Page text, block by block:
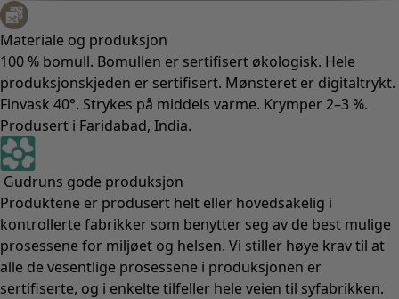
Materiale og produksjon
100 % bomull. Bomullen er sertifisert økologisk. Hele
produksjonskjeden er sertifisert. Mønsteret er digitaltrykt.
Finvask 40°. Strykes på middels varme. Krymper 2–3 %.
Produsert i Faridabad, India.
Gudruns gode produksjon
Produktene er produsert helt eller hovedsakelig i
kontrollerte fabrikker som benytter seg av de best mulige
prosessene for miljøet og helsen. Vi stiller høye krav til at
alle de vesentlige prosessene i produksjonen er
sertifiserte, og i enkelte tilfeller hele veien til syfabrikken.